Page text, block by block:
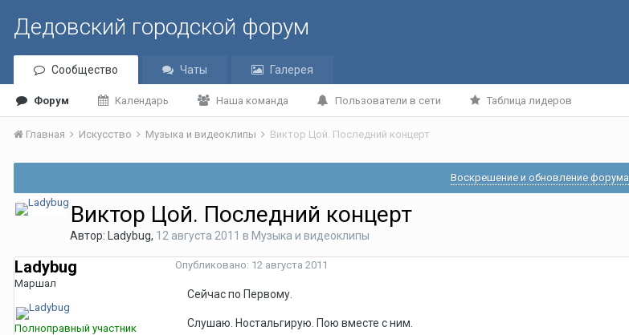
Дедовский городской форум
Сообщество
Форум Календарь Наша команда Пользователи в сети Таблица лидеров
Чаты Галерея
Главная Искусство Музыка и видеоклипы Виктор Цой. Последний концерт
Воскрешение и обновление форума
Виктор Цой. Последний концерт
Автор: Ladybug, 12 августа 2011 в Музыка и видеоклипы
Ladybug
Маршал
Полноправный участник
Опубликовано: 12 августа 2011
Сейчас по Первому.
Слушаю. Ностальгирую. Пою вместе с ним.